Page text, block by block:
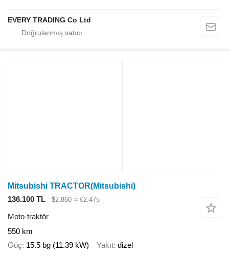
EVERY TRADING Co Ltd
Mitsubishi TRACTOR(Mitsubishi)
136.100 TL
$2.860 ≈ €2.475
Moto-traktör
550 km
Güç 15.5 bg (11.39 kW) Yakıt dizel